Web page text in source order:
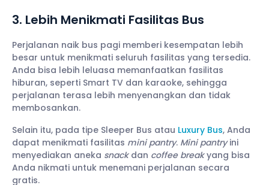
3. Lebih Menikmati Fasilitas Bus
Perjalanan naik bus pagi memberi kesempatan lebih
besar untuk menikmati seluruh fasilitas yang tersedia.
Anda bisa lebih leluasa memanfaatkan fasilitas
hiburan, seperti Smart TV dan karaoke, sehingga
perjalanan terasa lebih menyenangkan dan tidak
membosankan.
Selain itu, pada tipe Sleeper Bus atau Luxury Bus, Anda
dapat menikmati fasilitas mini pantry. Mini pantryini
menyediakan aneka snack dan coffee breakyang bisa
Anda nikmati untuk menemani perjalanan secara
gratis.